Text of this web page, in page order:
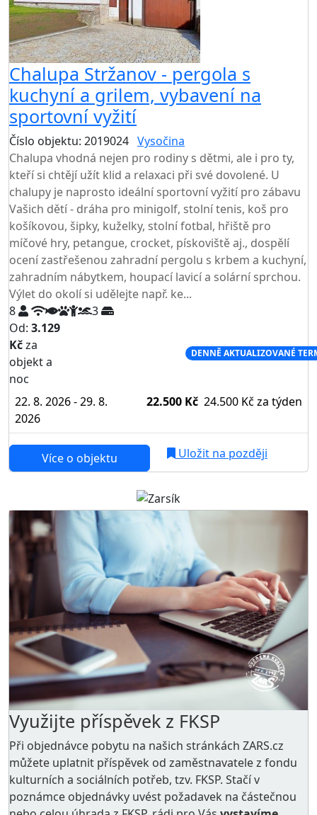
Chalupa Stržanov - pergola s
kuchyní a grilem, vybavení na
sportovní vyžití
Číslo objektu: 2019024 Vysočina
Chalupa vhodná nejen pro rodiny s dětmi, ale i pro ty,
kteří si chtějí užít klid a relaxaci při své dovolené. U
chalupy je naprosto ideální sportovní vyžití pro zábavu
Vašich dětí - dráha pro minigolf, stolní tenis, koš pro
košíkovou, šipky, kuželky, stolní fotbal, hřiště pro
míčové hry, petangue, crocket, pískoviště aj., dospělí
ocení zastřešenou zahradní pergolu s krbem a kuchyní,
zahradním nábytkem, houpací lavicí a solární sprchou.
Výlet do okolí si udělejte např. ke...
8
3
Od: 3.129
Kčza
objekt a
noc
DENNĚ AKTUALIZOVANÉ
22. 8. 2026 - 29. 8.
2026
22.500 Kč 24.500 Kč za týden
Více o objektu Uložit na později
Využijte příspěvek z FKSP
Při objednávce pobytu na našich stránkách ZARS.cz
můžete uplatnit příspěvek od zaměstnavatele z fondu
kulturních a sociálních potřeb, tzv. FKSP. Stačí v
poznámce objednávky uvést požadavek na částečnou